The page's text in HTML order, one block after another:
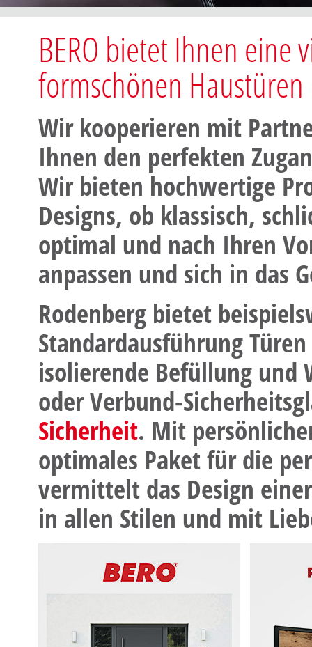
BERO bietet Ihnen eine
formschönen Haustüren
Wir kooperieren mit
Ihnen den perfekten
Wir bieten hochwertige
Designs, ob klassisch,
optimal und nach Ihren
anpassen und sich in das
Rodenberg bietet
Standardausführung
isolierende Befüllung und
oder Verbund-
Sicherheit. Mit
optimales Paket für die
vermittelt das Design
in allen Stilen und mit